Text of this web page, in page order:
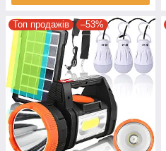
Топ продажів –53%